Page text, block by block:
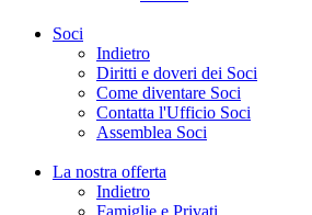
Soci
Indietro
Diritti e doveri dei Soci
Come diventare Soci
Contatta l'Ufficio Soci
Assemblea Soci
La nostra offerta
Indietro
Famiglie e Privati